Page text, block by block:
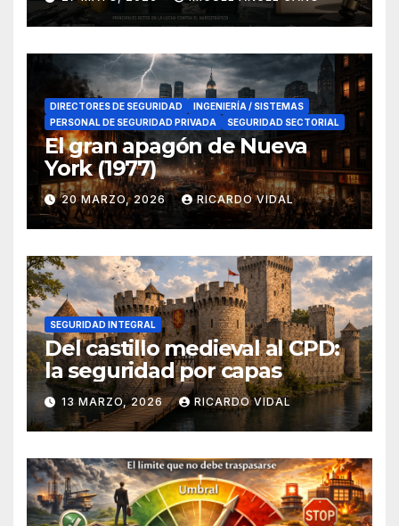
en el sur de España
DIRECTORES DE SEGURIDAD
INGENIERÍA / SISTEMAS
PERSONAL DE SEGURIDAD PRIVADA
SEGURIDAD SECTORIAL
El gran apagón de Nueva
York (1977)
20 MARZO, 2026 RICARDO VIDAL
SEGURIDAD INTEGRAL
Del castillo medieval al CPD:
la seguridad por capas
13 MARZO, 2026 RICARDO VIDAL